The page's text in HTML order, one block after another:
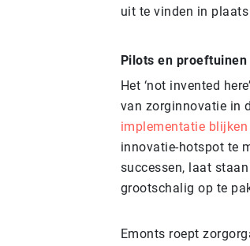
uit te vinden in
Pilots en proeftuinen
Het ‘not invented
van zorginnovatie in
implementatie
innovatie-hotspot te
successen, laat
grootschalig op te
Emonts roept